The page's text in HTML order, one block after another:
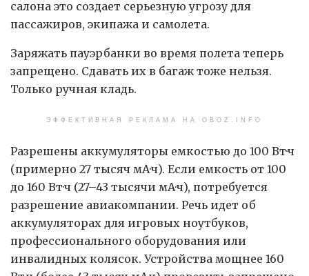
салона это создает серьезную угрозу для
пассажиров, экипажа и самолета.
Заряжать пауэрбанки во время полета теперь
запрещено. Сдавать их в багаж тоже нельзя.
Только ручная кладь.
ЭФФЕКТИВНАЯ РЕКЛАМА НА OBOZ.INFO
Разрешены аккумуляторы емкостью до 100 Вт·ч
(примерно 27 тысяч мА·ч). Если емкость от 100
до 160 Вт·ч (27–43 тысячи мА·ч), потребуется
разрешение авиакомпании. Речь идет об
аккумуляторах для игровых ноутбуков,
профессионального оборудования или
инвалидных колясок. Устройства мощнее 160